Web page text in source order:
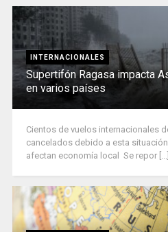
INTERNACIONALES
Supertifón Ragasa impacta
en varios países
Cientos de vuelos internacionales
cancelados debido a esta
afectan economía local Se repor [...]